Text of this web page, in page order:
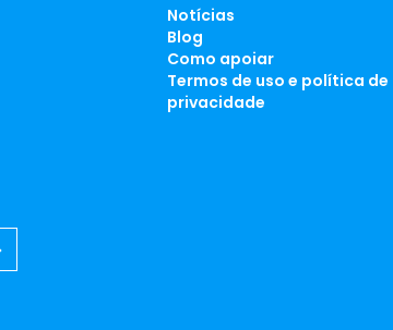
Notícias
Blog
Como apoiar
Termos de uso e política de
privacidade